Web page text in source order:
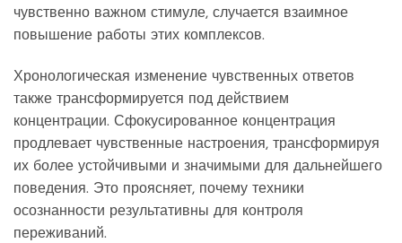
чувственно важном стимуле, случается взаимное
повышение работы этих комплексов.
Хронологическая изменение чувственных ответов
также трансформируется под действием
концентрации. Сфокусированное концентрация
продлевает чувственные настроения, трансформируя
их более устойчивыми и значимыми для дальнейшего
поведения. Это проясняет, почему техники
осознанности результативны для контроля
переживаний.